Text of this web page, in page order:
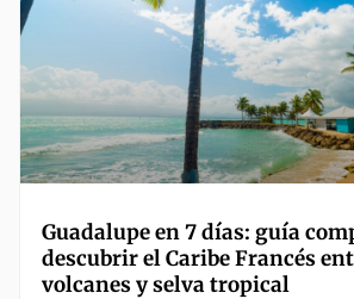
Guadalupe en 7 días: guía
descubrir el Caribe Francés
volcanes y selva tropical